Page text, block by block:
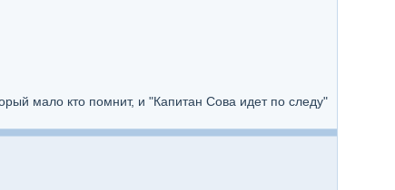
мало кто помнит, и "Капитан Сова идет по следу"